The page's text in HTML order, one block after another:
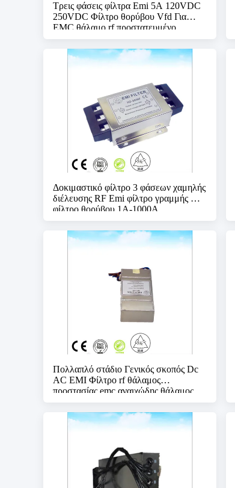
Τρεις φάσεις φίλτρα Emi 5A 120VDC
250VDC Φίλτρο θορύβου Vfd Για
EMC θάλαμο rf προστατευμένο
δωμάτιο
Δοκιμαστικό φίλτρο 3 φάσεων χαμηλής
διέλευσης RF Emi φίλτρο γραμμής Dc
φίλτρο θορύβου 1A-1000A
Πολλαπλό στάδιο Γενικός σκοπός Dc
AC EMI Φίλτρο rf θάλαμος
προστασίας emc αναιχώδης θάλαμος